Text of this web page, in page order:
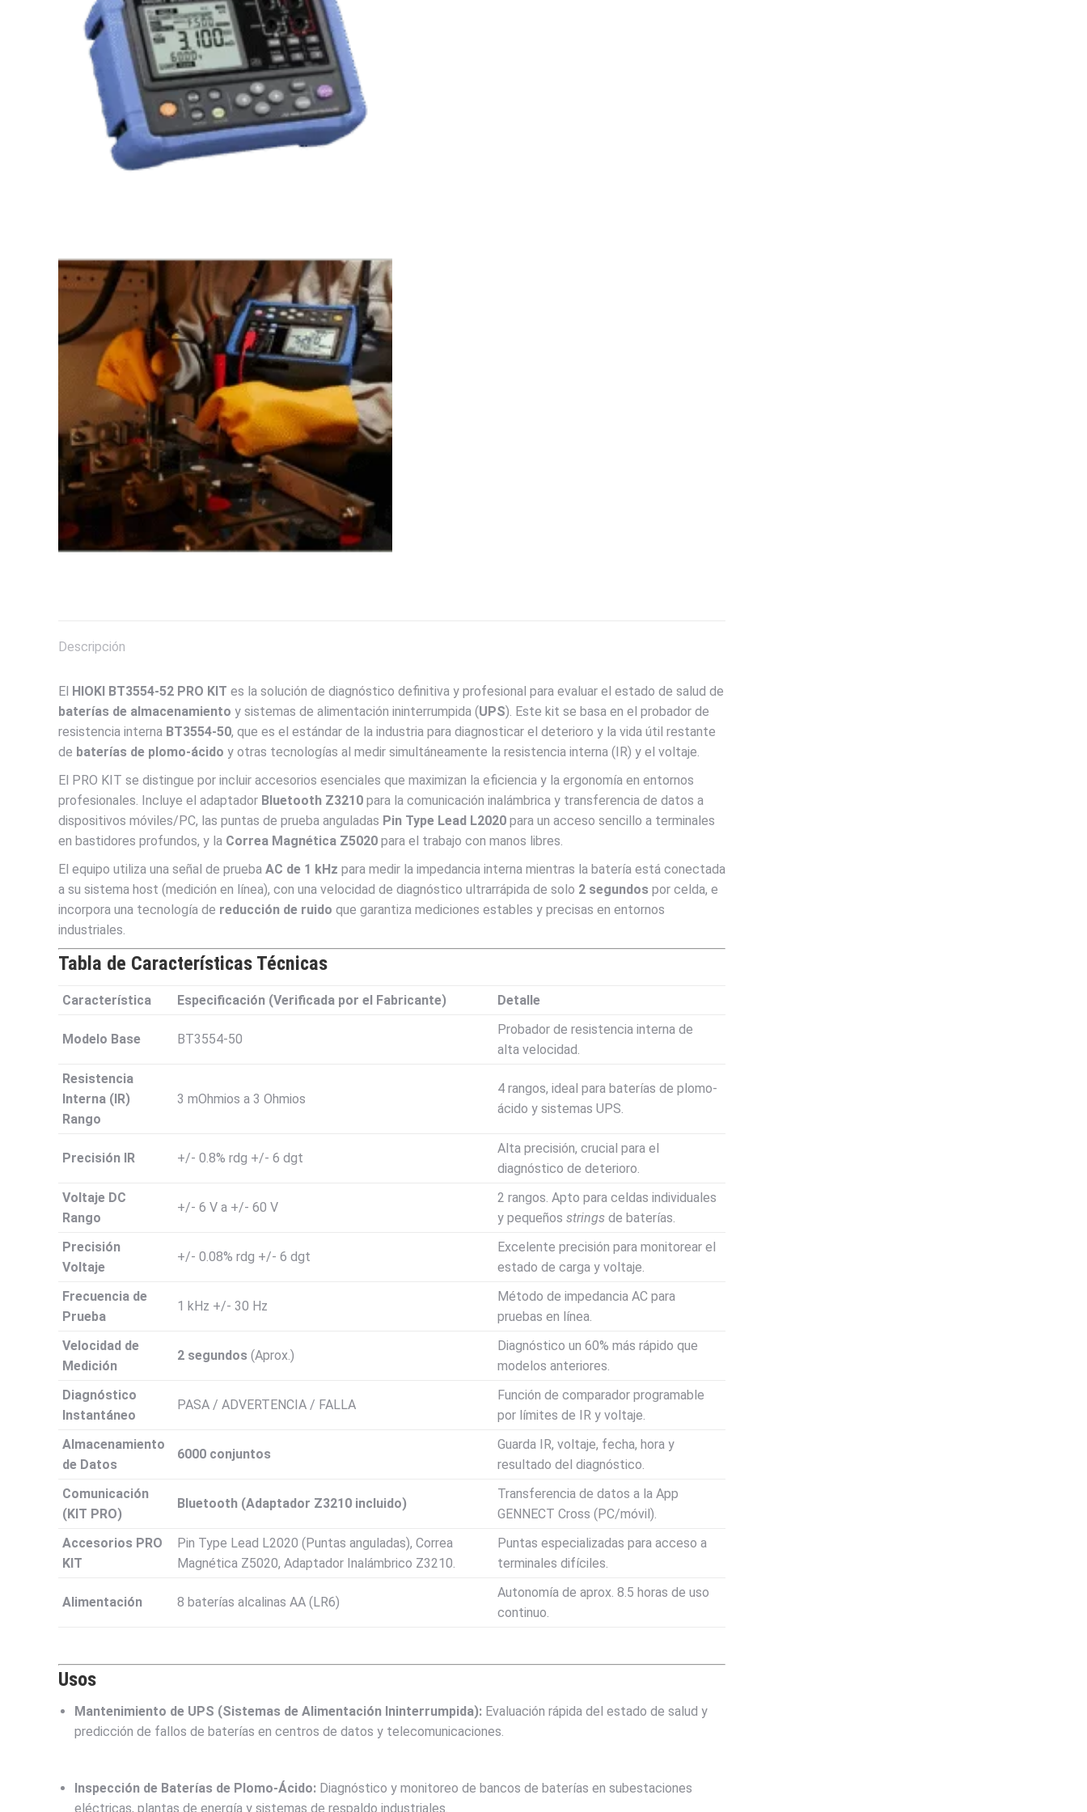
Descripción
El HIOKI BT3554-52 PRO KIT es la solución de diagnóstico definitiva y profesional para evaluar el estado de salud de
baterías de almacenamiento y sistemas de alimentación ininterrumpida (UPS). Este kit se basa en el probador de
resistencia interna BT3554-50, que es el estándar de la industria para diagnosticar el deterioro y la vida útil restante
de baterías de plomo-ácido y otras tecnologías al medir simultáneamente la resistencia interna (IR) y el voltaje.
El PRO KIT se distingue por incluir accesorios esenciales que maximizan la eficiencia y la ergonomía en entornos
profesionales. Incluye el adaptador Bluetooth Z3210 para la comunicación inalámbrica y transferencia de datos a
dispositivos móviles/PC, las puntas de prueba anguladas Pin Type Lead L2020 para un acceso sencillo a terminales
en bastidores profundos, y la Correa Magnética Z5020 para el trabajo con manos libres.
El equipo utiliza una señal de prueba AC de 1 kHz para medir la impedancia interna mientras la batería está conectada
a su sistema host (medición en línea), con una velocidad de diagnóstico ultrarrápida de solo 2 segundos por celda, e
incorpora una tecnología de reducción de ruido que garantiza mediciones estables y precisas en entornos
industriales.
Tabla de Características Técnicas
Característica Especificación (Verificada por el Fabricante) Detalle
Modelo Base BT3554-50
Probador de resistencia interna de
alta velocidad.
Resistencia
Interna (IR)
Rango
3 mOhmios a 3 Ohmios
4 rangos, ideal para baterías de plomo-
ácido y sistemas UPS.
Precisión IR +/- 0.8% rdg +/- 6 dgt
Alta precisión, crucial para el
diagnóstico de deterioro.
Voltaje DC
Rango
+/- 6 V a +/- 60 V
2 rangos. Apto para celdas individuales
y pequeños strings de baterías.
Precisión
Voltaje
+/- 0.08% rdg +/- 6 dgt
Excelente precisión para monitorear el
estado de carga y voltaje.
Frecuencia de
Prueba
1 kHz +/- 30 Hz
Método de impedancia AC para
pruebas en línea.
Velocidad de
Medición
2 segundos (Aprox.)
Diagnóstico un 60% más rápido que
modelos anteriores.
Diagnóstico
Instantáneo
PASA / ADVERTENCIA / FALLA
Función de comparador programable
por límites de IR y voltaje.
Almacenamiento
de Datos
6000 conjuntos
Guarda IR, voltaje, fecha, hora y
resultado del diagnóstico.
Comunicación
(KIT PRO)
Bluetooth (Adaptador Z3210 incluido)
Transferencia de datos a la App
GENNECT Cross (PC/móvil).
Accesorios PRO
KIT
Pin Type Lead L2020 (Puntas anguladas), Correa
Magnética Z5020, Adaptador Inalámbrico Z3210.
Puntas especializadas para acceso a
terminales difíciles.
Alimentación 8 baterías alcalinas AA (LR6)
Autonomía de aprox. 8.5 horas de uso
continuo.
Usos
Mantenimiento de UPS (Sistemas de Alimentación Ininterrumpida): Evaluación rápida del estado de salud y
predicción de fallos de baterías en centros de datos y telecomunicaciones.
Inspección de Baterías de Plomo-Ácido: Diagnóstico y monitoreo de bancos de baterías en subestaciones
eléctricas, plantas de energía y sistemas de respaldo industriales.